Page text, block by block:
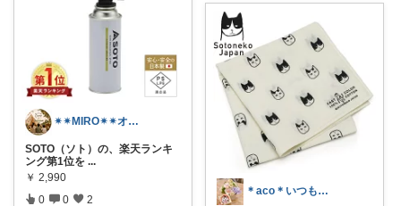
✴︎✴︎MIRO✴︎✴︎オススメroom
SOTO（ソト）の、楽天ランキ
ング第1位を ...
￥ 2,990
0 0 2
＊aco＊いつもありがとうございます♡